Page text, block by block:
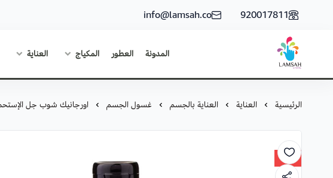
920017811
info@lamsah.co
لمسة ستور المدونة العطور المكياج العناية
الرئيسية العناية العناية بالجسم غسول الجسم اورجانيك شوب جل الإستحمام
30%